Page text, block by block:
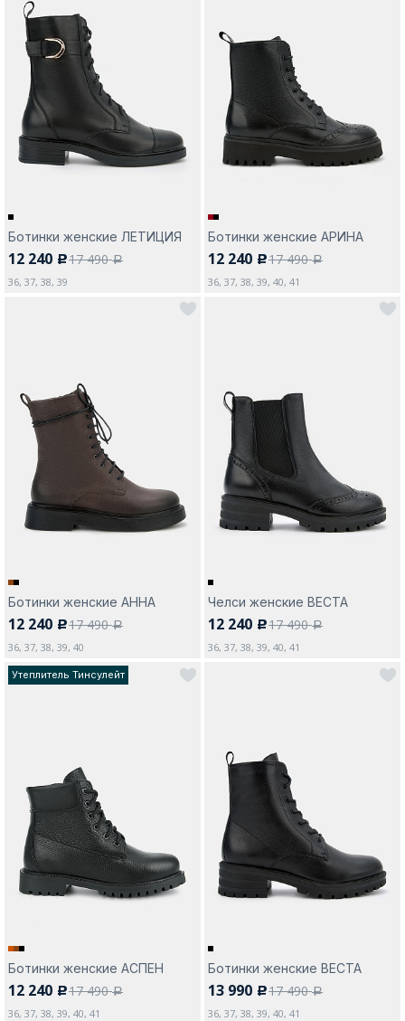
Ботинки женские ЛЕТИЦИЯ
12 240 c17 490a
36, 37, 38, 39
Ботинки женские АРИНА
12 240 c17 490a
36, 37, 38, 39, 40, 41
Ботинки женские АННА
12 240 c17 490a
36, 37, 38, 39, 40
Челси женские ВЕСТА
12 240 c17 490a
36, 37, 38, 39, 40, 41
Утеплитель Тинсулейт
Ботинки женские АСПЕН
12 240 c17 490a
36, 37, 38, 39, 40, 41
Ботинки женские ВЕСТА
13 990 c17 490a
36, 37, 38, 39, 40, 41